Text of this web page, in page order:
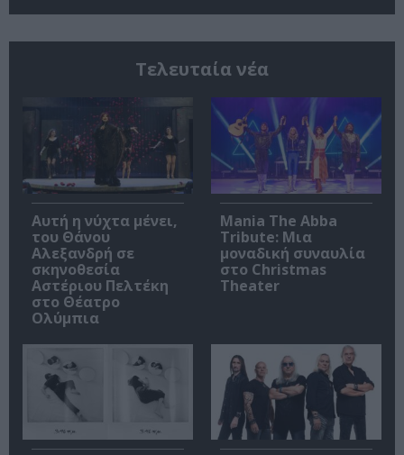
Τελευταία νέα
Αυτή η νύχτα μένει,
του Θάνου
Αλεξανδρή σε
σκηνοθεσία
Αστέριου Πελτέκη
στο Θέατρο
Ολύμπια
Mania The Abba
Tribute: Μια
μοναδική συναυλία
στο Christmas
Theater